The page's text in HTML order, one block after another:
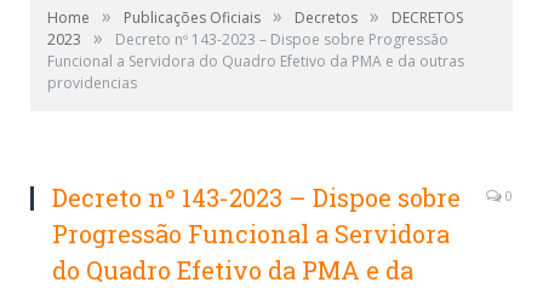
Home » Publicações Oficiais » Decretos »
DECRETOS
2023
»
Decreto nº 143-2023 – Dispoe sobre Progressão
Funcional a Servidora do Quadro Efetivo da PMA e da outras
providencias
Decreto nº 143-2023 – Dispoe sobre
Progressão Funcional a Servidora
do Quadro Efetivo da PMA e da
0